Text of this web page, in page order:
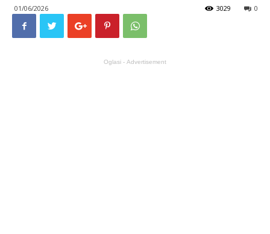
01/06/2026 0
3029
Oglasi - Advertisement